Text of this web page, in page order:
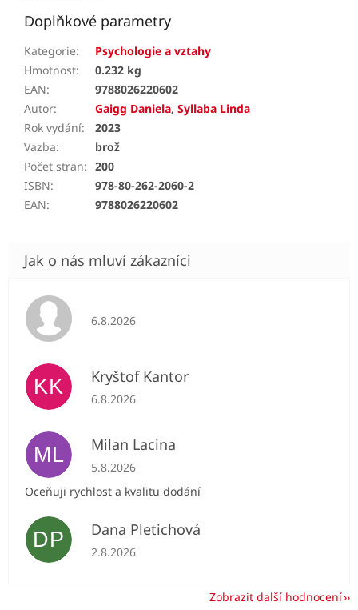
Doplňkové parametry
Kategorie:
Psychologie a vztahy
Hmotnost:
0.232 kg
EAN:
9788026220602
Autor: Gaigg Daniela, Syllaba Linda
Rok vydání:
2023
Vazba:
brož
Počet stran: 200
ISBN:
978-80-262-2060-2
EAN: 9788026220602
Hodnocení obchodu je 5 z 5 hvězdiček.
6.8.2026
KK Kryštof Kantor
Hodnocení obchodu je 5 z 5 hvězdiček.
6.8.2026
ML Milan Lacina
Hodnocení obchodu je 5 z 5 hvězdiček.
5.8.2026
Oceňuji rychlost a kvalitu dodání
DP Dana Pletichová
Hodnocení obchodu je 5 z 5 hvězdiček.
2.8.2026
Zobrazit další hodnocení